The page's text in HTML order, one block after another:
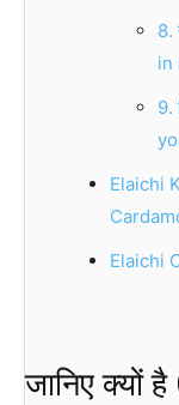
8.
in
9.
Elaichi
Elaichi
जानिए क्यों